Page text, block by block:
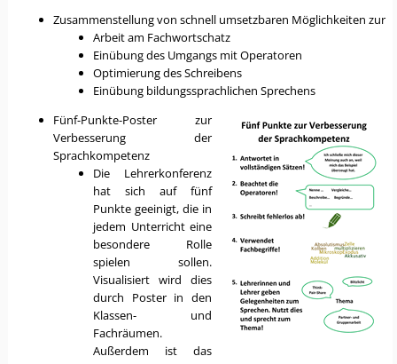
Zusammenstellung von schnell umsetzbaren Möglichkeiten zur
Arbeit am Fachwortschatz
Einübung des Umgangs mit Operatoren
Optimierung des Schreibens
Einübung bildungssprachlichen Sprechens
Fünf-Punkte-Poster zur
Verbesserung der
Sprachkompetenz
Die Lehrerkonferenz
hat sich auf fünf
Punkte geeinigt, die in
jedem Unterricht eine
besondere Rolle
spielen sollen.
Visualisiert wird dies
durch Poster in den
Klassen- und
Fachräumen.
Außerdem ist das